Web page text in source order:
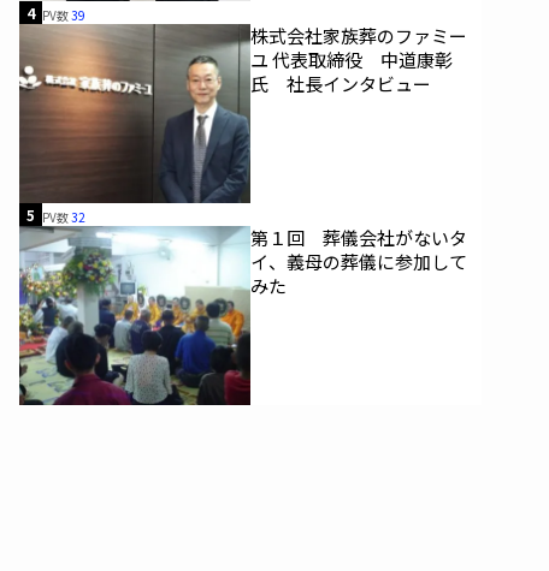
4 PV数39
株式会社家族葬のファミー
ユ 代表取締役 中道康彰
氏 社長インタビュー
5 PV数32
第１回 葬儀会社がないタ
イ、義母の葬儀に参加して
みた